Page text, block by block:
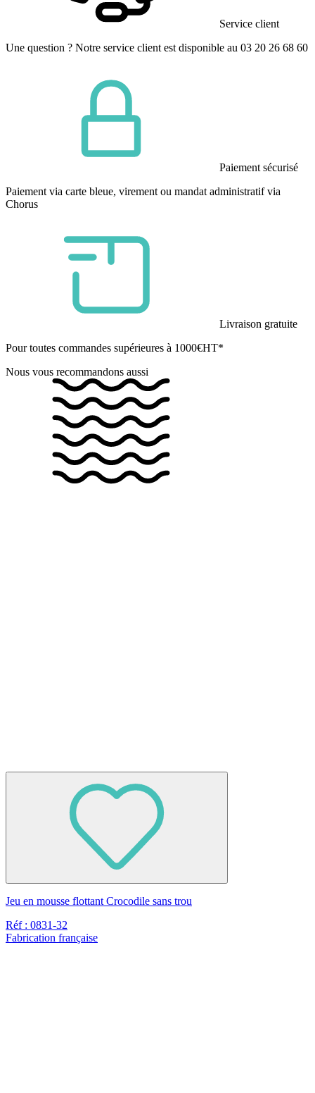
Service client
Une question ? Notre service client est disponible au 03 20 26 68 60
Paiement sécurisé
Paiement via carte bleue, virement ou mandat administratif via
Chorus
Livraison gratuite
Pour toutes commandes supérieures à 1000€HT*
Nous vous recommandons aussi
Jeu en mousse flottant Crocodile sans trou
Réf : 0831-32
Fabrication française